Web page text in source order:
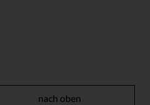
nach oben